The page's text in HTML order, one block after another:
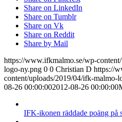
Share on LinkedIn
Share on Tumblr
Share on Vk
Share on Reddit
Share by Mail
https://www.ifkmalmo.se/wp-
logo-ny.png 0 0 Christian D https://
content/uploads/2019/04/ifk-malmo-
08-26 00:00:002012-08-26 00:00:00
IFK-ikonen räddade poäng på